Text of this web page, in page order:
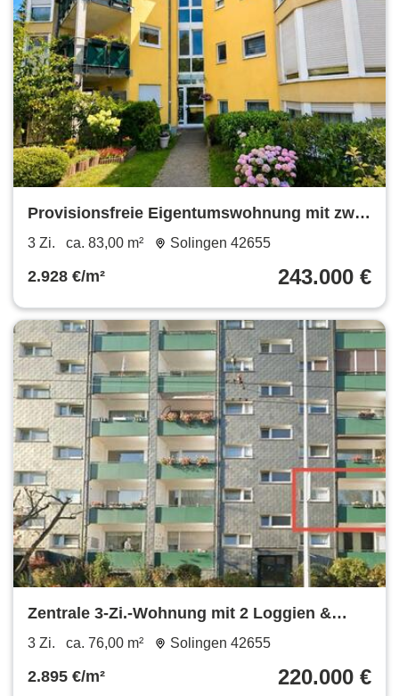
Provisionsfreie Eigentumswohnung mit zwei
Bädern und Garage
3 Zi. ca. 83,00 m² Solingen 42655
2.928 €/m² 243.000 €
Zentrale 3-Zi.-Wohnung mit 2 Loggien &
Garage
3 Zi. ca. 76,00 m² Solingen 42655
2.895 €/m² 220.000 €